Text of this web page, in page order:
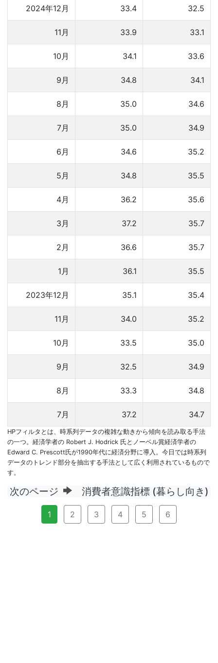
2024年12月 33.4 32.5
11月 33.9 33.1
10月 34.1 33.6
9月 34.8 34.1
8月 35.0 34.6
7月 35.0 34.9
6月 34.6 35.2
5月 34.8 35.5
4月 36.2 35.6
3月 37.2 35.7
2月 36.6 35.7
1月 36.1 35.5
2023年12月 35.1 35.4
11月 34.0 35.2
10月 33.5 35.0
9月 32.5 34.9
8月 33.3 34.8
7月 37.2 34.7
HPフィルタとは、時系列データの複雑な動きから傾向を読み取る手法
の一つ。経済学者の Robert J. Hodrick 氏とノーベル賞経済学者の
Edward C. Prescott氏が1990年代に経済分野に導入。今日では時系列
データのトレンド部分を抽出する手法として広く利用されているもので
す。
次のページ 消費者意識指標 (暮らし向き)
1 2 3 4 5 6